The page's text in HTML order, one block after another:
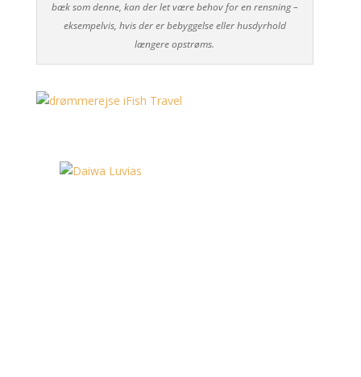
bæk som denne, kan der let være behov for en rensning –
eksempelvis, hvis der er bebyggelse eller husdyrhold
længere opstrøms.